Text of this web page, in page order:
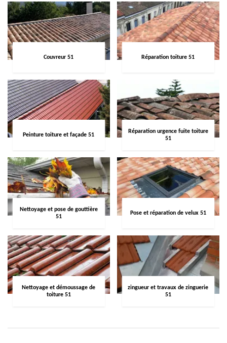
Couvreur 51 Réparation toiture 51
Peinture toiture et façade 51
Réparation urgence fuite toiture
51
Nettoyage et pose de gouttière
51
Pose et réparation de velux 51
Nettoyage et démoussage de
toiture 51
zingueur et travaux de zinguerie
51